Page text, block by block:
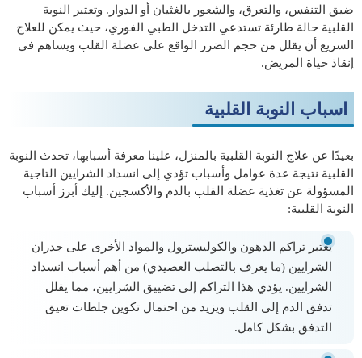
ضيق التنفس، والتعرق، والشعور بالغثيان أو الدوار. وتعتبر النوبة
القلبية حالة طارئة تستدعي التدخل الطبي الفوري، حيث يمكن للعلاج
السريع أن يقلل من حجم الضرر الواقع على عضلة القلب ويساهم في
إنقاذ حياة المريض.
اسباب النوبة القلبية
بعيدًا عن علاج النوبة القلبية بالمنزل، علينا معرفة أسبابها، تحدث النوبة
القلبية نتيجة عدة عوامل وأسباب تؤدي إلى انسداد الشرايين التاجية
المسؤولة عن تغذية عضلة القلب بالدم والأكسجين. إليك أبرز أسباب
النوبة القلبية:
يعتبر تراكم الدهون والكوليسترول والمواد الأخرى على جدران
الشرايين (ما يعرف بالتصلب العصيدي) من أهم أسباب انسداد
الشرايين. يؤدي هذا التراكم إلى تضييق الشرايين، مما يقلل
تدفق الدم إلى القلب ويزيد من احتمال تكوين جلطات تعيق
التدفق بشكل كامل.